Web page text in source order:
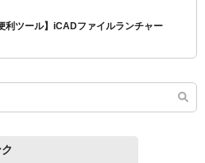
利ツール】iCADファイルランチャー